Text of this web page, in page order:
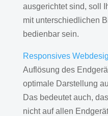
ausgerichtet sind, soll
mit unterschiedlichen
bedienbar sein.
Responsives
Auflösung des
optimale Darstellung
Das bedeutet auch,
nicht auf allen